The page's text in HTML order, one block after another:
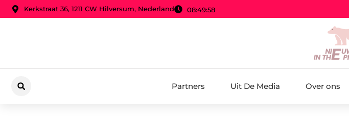
Kerkstraat 36, 1211 CW Hilversum, Nederland 08:49:59
Partners Uit De Media Over ons